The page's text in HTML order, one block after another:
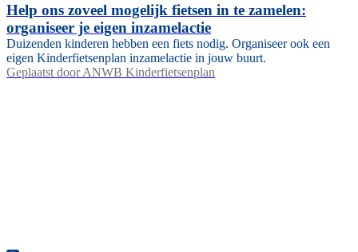
Help ons zoveel mogelijk fietsen in te zamelen:
organiseer je eigen inzamelactie
Duizenden kinderen hebben een fiets nodig. Organiseer ook een
eigen Kinderfietsenplan inzamelactie in jouw buurt.
Geplaatst door ANWB Kinderfietsenplan